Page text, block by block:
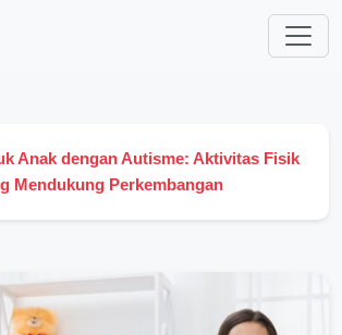
Anak dengan Autisme: Aktivitas Fisik
Mendukung Perkembangan